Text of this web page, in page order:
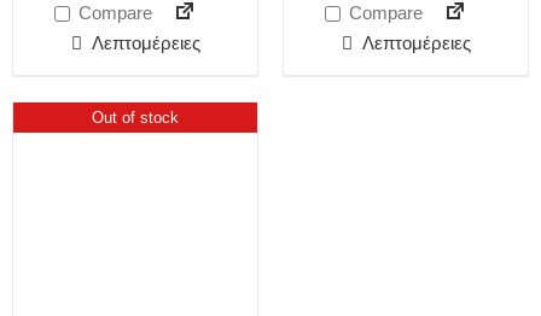
Compare
Λεπτομέρειες
Compare
Λεπτομέρειες
Out of stock